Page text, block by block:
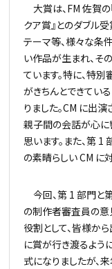
大賞は、FM 佐賀の
クア賞』とのダブル
テーマ等、様々な条
い作品が生まれ、そ
ています。特に、特
がきちんとできてい
りました。CM に出
親子間の会話が心に
思います。また、第
の素晴らしい CM に
今回、第 1 部門と
の制作者審査員の意
役割として、皆様か
に賞が行き渡るよう
式になりましたが、